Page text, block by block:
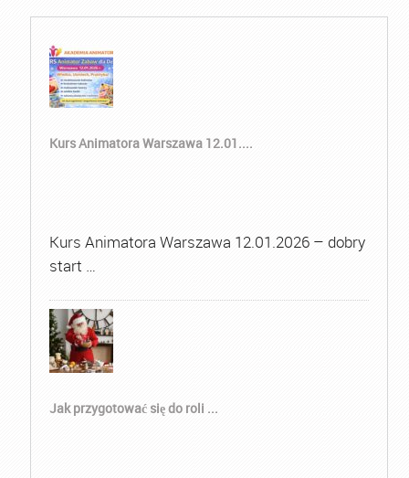
Kurs Animatora Warszawa 12.01....
Kurs Animatora Warszawa 12.01.2026 – dobry
start …
Jak przygotować się do roli ...